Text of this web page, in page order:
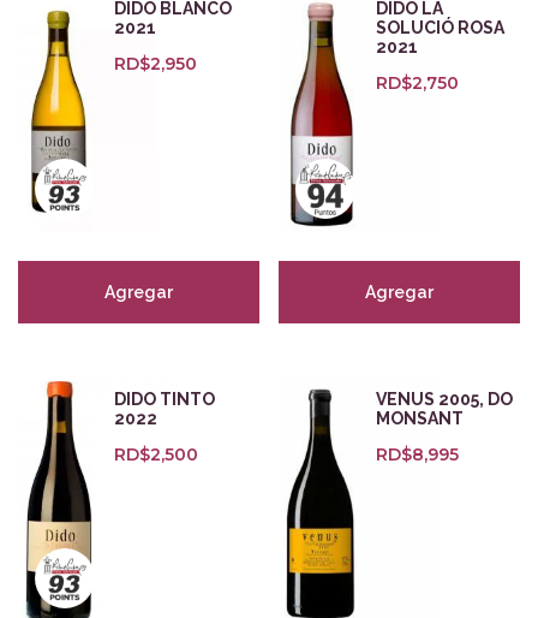
Bodegas
Zonas
Categorías
Orange
(7)
Blancos (127)
Espumosos
Dulces y Fortificados
Aceites y destilados
Tipo del producto
DIDO BLANCO
2021
RD$2,950
Agregar
DIDO LA
SOLUCIÓ ROSA
2021
RD$2,750
Agregar
DIDO TINTO
2022
RD$2,500
VENUS 2005, DO
MONSANT
RD$8,995